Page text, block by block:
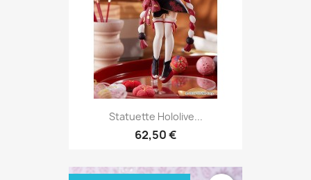
Statuette Hololive...
62,50 €